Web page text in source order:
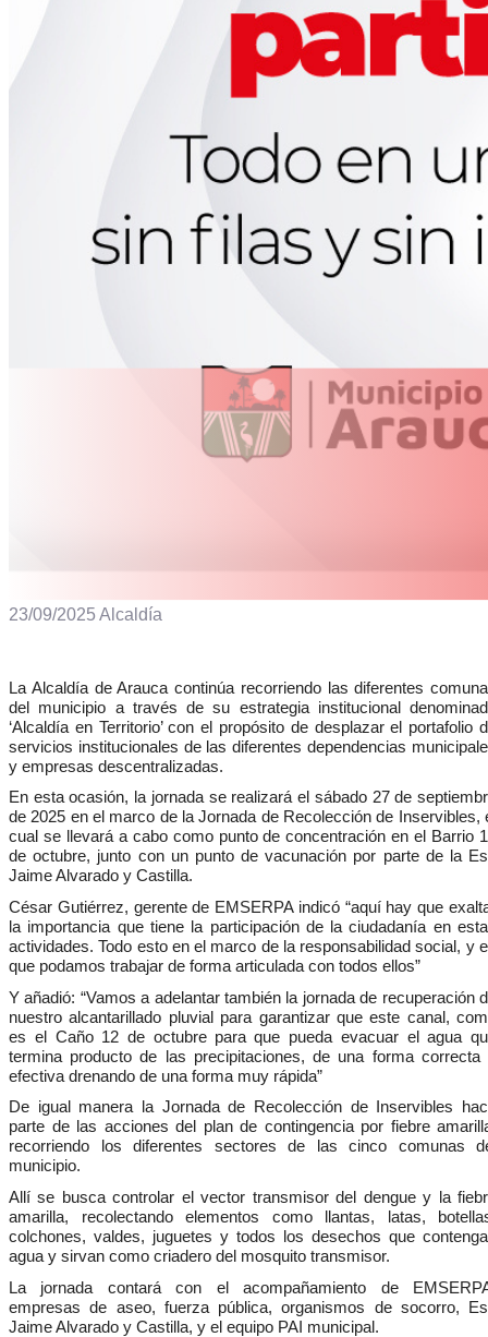
23/09/2025 Alcaldía
La Alcaldía de Arauca continúa recorriendo las diferentes
del municipio a través de su estrategia institucional
‘Alcaldía en Territorio’ con el propósito de desplazar el portafolio
servicios institucionales de las diferentes dependencias
y empresas descentralizadas.
En esta ocasión, la jornada se realizará el sábado 27 de
de 2025 en el marco de la Jornada de Recolección de Inservibles,
cual se llevará a cabo como punto de concentración en el Barrio
de octubre, junto con un punto de vacunación por parte de la
Jaime Alvarado y Castilla.
César Gutiérrez, gerente de EMSERPA indicó “aquí hay que
la importancia que tiene la participación de la ciudadanía en
actividades. Todo esto en el marco de la responsabilidad social, y
que podamos trabajar de forma articulada con todos ellos”
Y añadió: “Vamos a adelantar también la jornada de recuperación
nuestro alcantarillado pluvial para garantizar que este canal,
es el Caño 12 de octubre para que pueda evacuar el agua
termina producto de las precipitaciones, de una forma correcta
efectiva drenando de una forma muy rápida”
De igual manera la Jornada de Recolección de Inservibles
parte de las acciones del plan de contingencia por fiebre
recorriendo los diferentes sectores de las cinco comunas
municipio.
Allí se busca controlar el vector transmisor del dengue y la
amarilla, recolectando elementos como llantas, latas,
colchones, valdes, juguetes y todos los desechos que
agua y sirvan como criadero del mosquito transmisor.
La jornada contará con el acompañamiento de
empresas de aseo, fuerza pública, organismos de socorro,
Jaime Alvarado y Castilla, y el equipo PAI municipal.